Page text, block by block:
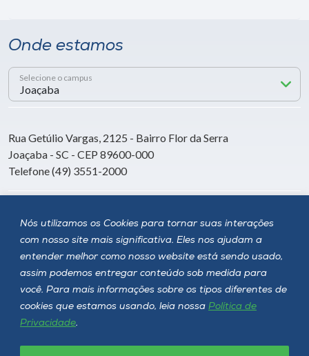
Nós utilizamos os Cookies para tornar suas interações
com nosso site mais significativa. Eles nos ajudam a
entender melhor como nosso website está sendo usado,
assim podemos entregar conteúdo sob medida para
você. Para mais informações sobre os tipos diferentes de
cookies que estamos usando, leia nossa Política de
Privacidade.
Onde estamos
Selecione o campus
Rua Getúlio Vargas, 2125 - Bairro Flor da Serra
Joaçaba - SC - CEP 89600-000
Telefone (49) 3551-2000
Siga a Unoesc